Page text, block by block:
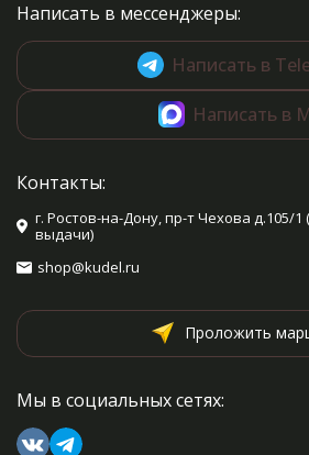
Написать в мессенджеры:
Написать в
Написать в
Контакты:
г. Ростов-на-Дону, пр-т Чехова д.105/1
выдачи)
shop@kudel.ru
Проложить
Мы в социальных сетях: